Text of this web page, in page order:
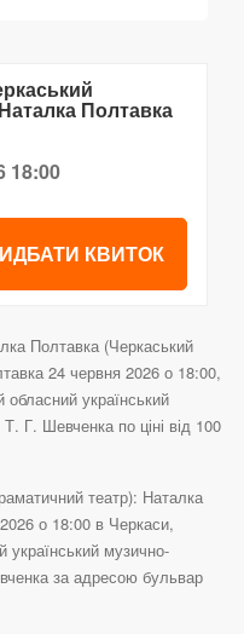
Полтавка
18:00
КВИТОК
Полтавка (Черкаський
24 червня 2026 о 18:00,
український
Г. Шевченка по ціні від 100
театр): Наталка
о 18:00 в Черкаси,
український музично-
за адресою бульвар